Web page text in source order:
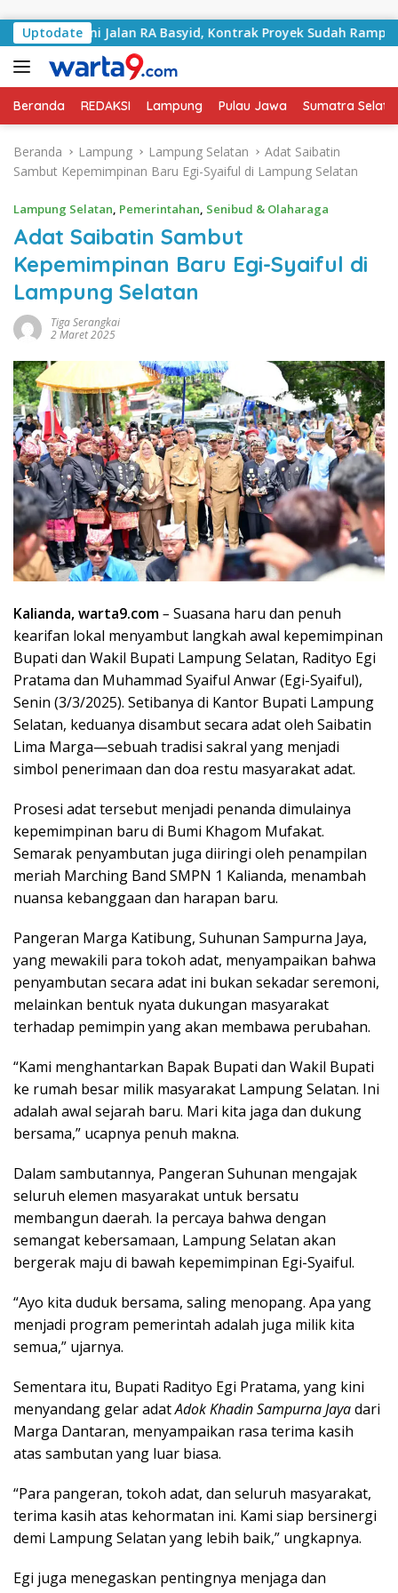
UptodateJalan RA Basyid, Kontrak Proyek Sudah Rampung
Beranda REDAKSI Lampung Pulau Jawa Sumatra
Beranda Lampung Lampung Selatan
Adat Saibatin
Sambut Kepemimpinan Baru Egi-Syaiful di Lampung Selatan
Lampung Selatan, Pemerintahan, Senibud & Olaharaga
Adat Saibatin Sambut
Kepemimpinan Baru Egi-Syaiful di
Lampung Selatan
Tiga Serangkai
2 Maret 2025
Kalianda, warta9.com– Suasana haru dan penuh
kearifan lokal menyambut langkah awal kepemimpinan
Bupati dan Wakil Bupati Lampung Selatan, Radityo Egi
Pratama dan Muhammad Syaiful Anwar (Egi-Syaiful),
Senin (3/3/2025). Setibanya di Kantor Bupati Lampung
Selatan, keduanya disambut secara adat oleh Saibatin
Lima Marga—sebuah tradisi sakral yang menjadi
simbol penerimaan dan doa restu masyarakat adat.
Prosesi adat tersebut menjadi penanda dimulainya
kepemimpinan baru di Bumi Khagom Mufakat.
Semarak penyambutan juga diiringi oleh penampilan
meriah Marching Band SMPN 1 Kalianda, menambah
nuansa kebanggaan dan harapan baru.
Pangeran Marga Katibung, Suhunan Sampurna Jaya,
yang mewakili para tokoh adat, menyampaikan bahwa
penyambutan secara adat ini bukan sekadar seremoni,
melainkan bentuk nyata dukungan masyarakat
terhadap pemimpin yang akan membawa perubahan.
“Kami menghantarkan Bapak Bupati dan Wakil Bupati
ke rumah besar milik masyarakat Lampung Selatan. Ini
adalah awal sejarah baru. Mari kita jaga dan dukung
bersama,” ucapnya penuh makna.
Dalam sambutannya, Pangeran Suhunan mengajak
seluruh elemen masyarakat untuk bersatu
membangun daerah. Ia percaya bahwa dengan
semangat kebersamaan, Lampung Selatan akan
bergerak maju di bawah kepemimpinan Egi-Syaiful.
“Ayo kita duduk bersama, saling menopang. Apa yang
menjadi program pemerintah adalah juga milik kita
semua,” ujarnya.
Sementara itu, Bupati Radityo Egi Pratama, yang kini
menyandang gelar adatAdok Khadin Sampurna Jayadari
Marga Dantaran, menyampaikan rasa terima kasih
atas sambutan yang luar biasa.
“Para pangeran, tokoh adat, dan seluruh masyarakat,
terima kasih atas kehormatan ini. Kami siap bersinergi
demi Lampung Selatan yang lebih baik,” ungkapnya.
Egi juga menegaskan pentingnya menjaga dan